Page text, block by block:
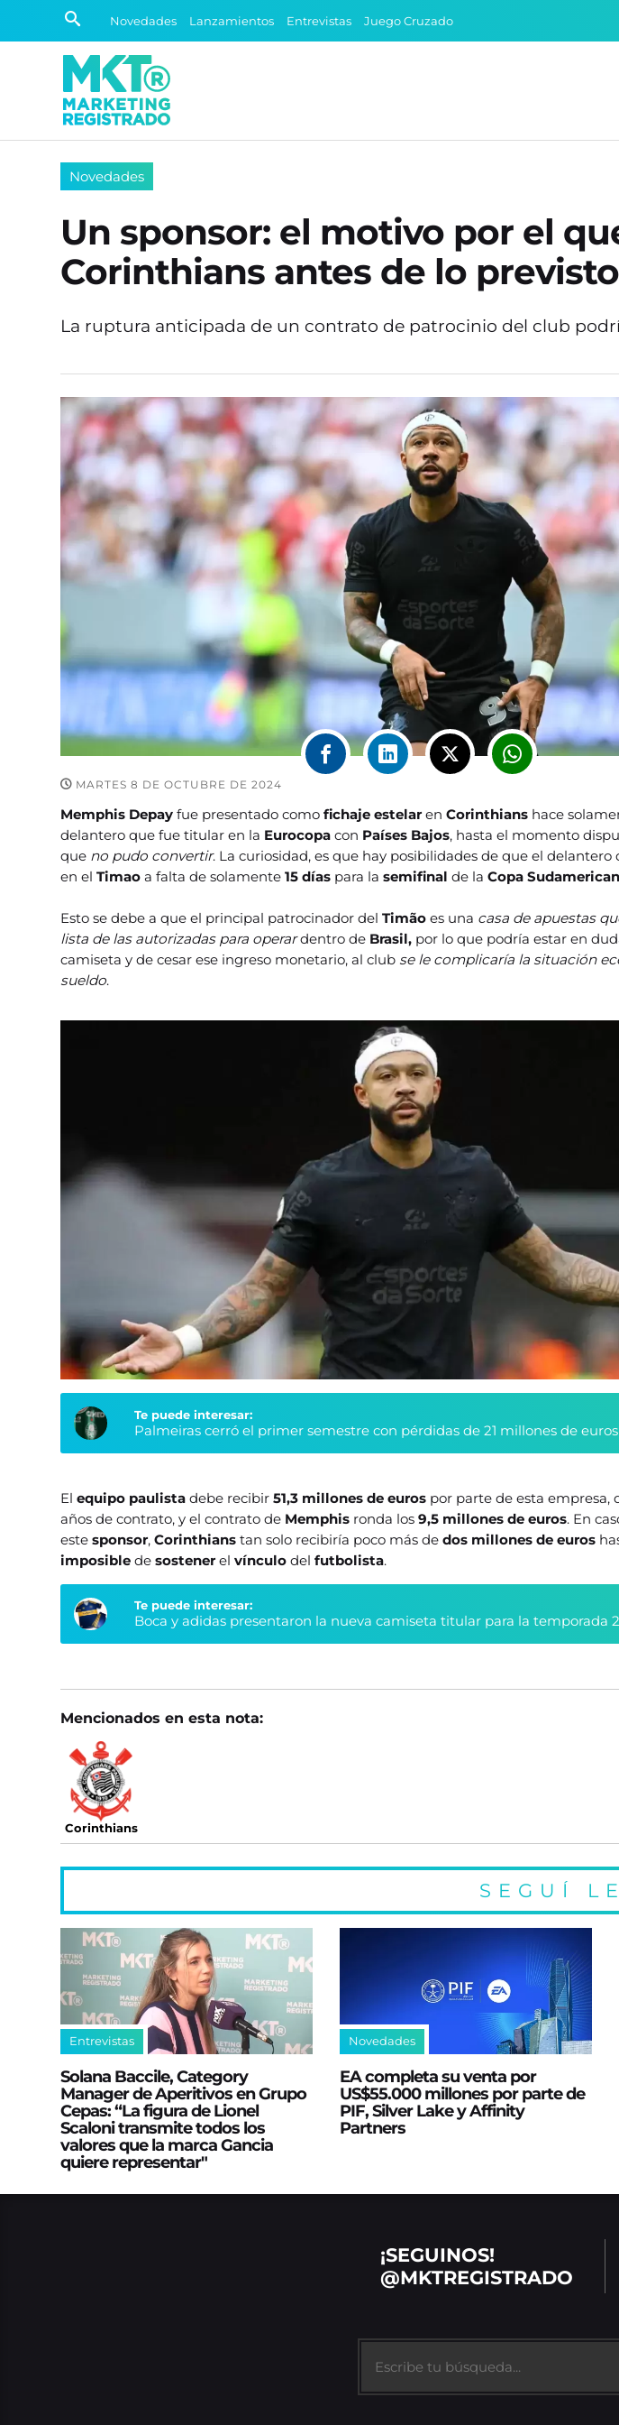
Novedades Lanzamientos Entrevistas Juego Cruzado
Novedades
Un sponsor: el motivo por el
Corinthians antes de lo previsto
La ruptura anticipada de un contrato de patrocinio del club
MARTES 8 DE OCTUBRE DE 2024
Memphis Depayfue presentado comofichaje estelarenCorinthians hace
delantero que fue titular en la Eurocopacon Países Bajos, hasta el momento
que no pudo convertir. La curiosidad, es que hay posibilidades de que el delantero
en elTimaoa falta de solamente15 días para lasemifinalde laCopa
Esto se debe a que el principal patrocinador delTimãoes una casa de apuestas
lista de las autorizadas para operardentro de Brasil, por lo que podría estar en
camiseta y de cesar ese ingreso monetario, al club se le complicaría la situación
sueldo.
Te puede interesar:
Palmeiras cerró el primer semestre con pérdidas de 21 millones de euros
Elequipo paulistadebe recibir51,3 millones de euros por parte de esta empresa,
años de contrato, y el contrato de Memphis ronda los9,5 millones de euros. En
estesponsor,Corinthianstan solo recibiría poco más dedos millones de euros
imposibledesostenerelvínculodelfutbolista.
Te puede interesar:
Boca y adidas presentaron la nueva camiseta titular para la temporada
Mencionados en esta nota:
Corinthians
SEGUÍ
Entrevistas
Solana Baccile, Category
Manager de Aperitivos en Grupo
Cepas: “La figura de Lionel
Scaloni transmite todos los
valores que la marca Gancia
quiere representar"
Novedades
EA completa su venta por
US$55.000 millones por parte de
PIF, Silver Lake y Affinity
Partners
¡SEGUINOS!
@MKTREGISTRADO